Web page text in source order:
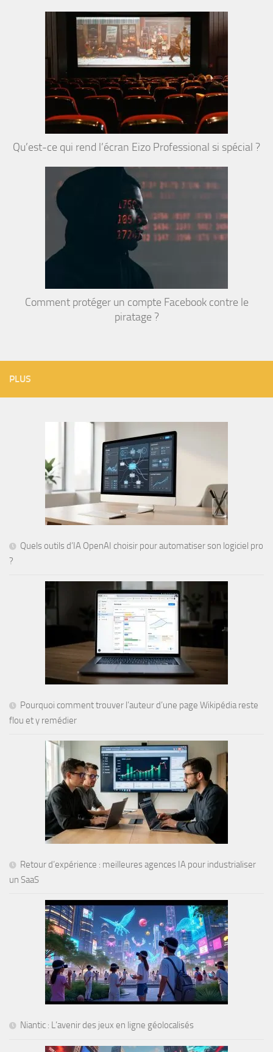
Qu’est-ce qui rend l’écran Eizo Professional si spécial ?
Comment protéger un compte Facebook contre le
piratage ?
PLUS
Quels outils d’IA OpenAI choisir pour automatiser son logiciel pro
?
Pourquoi comment trouver l’auteur d’une page Wikipédia reste
flou et y remédier
Retour d’expérience : meilleures agences IA pour industrialiser
un SaaS
Niantic : L’avenir des jeux en ligne géolocalisés